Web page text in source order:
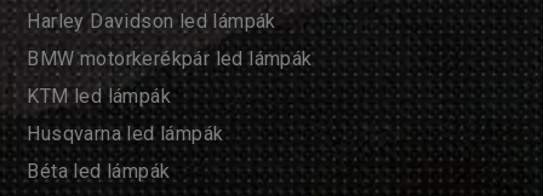
Harley Davidson led lámpák
BMW motorkerékpár led lámpák
KTM led lámpák
Husqvarna led lámpák
Béta led lámpák